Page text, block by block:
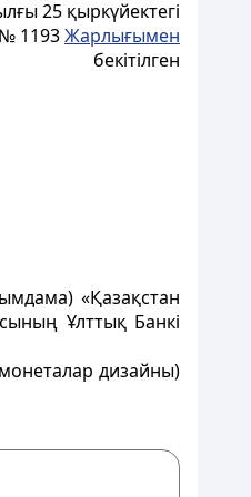
25 қыркүйектегі
№ 1193Жарлығымен
бекітілген
«Қазақстан
Ұлттық Банкi
дизайны)